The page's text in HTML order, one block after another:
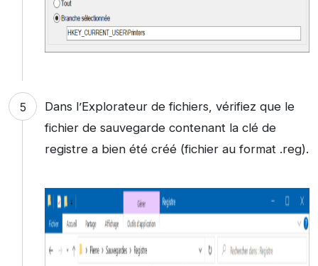
Dans l’Explorateur de fichiers, vérifiez que le
fichier de sauvegarde contenant la clé de
registre a bien été créé (fichier au format .reg).